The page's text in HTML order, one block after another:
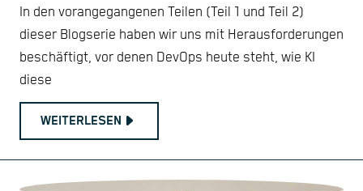
In den vorangegangenen Teilen (Teil 1 und Teil 2)
dieser Blogserie haben wir uns mit Herausforderungen
beschäftigt, vor denen DevOps heute steht, wie KI
diese
WEITERLESEN